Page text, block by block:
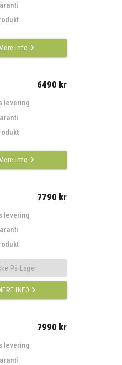
Info
6490 kr
levering
Info
7790 kr
levering
Ikke På Lager
INFO
7990 kr
levering